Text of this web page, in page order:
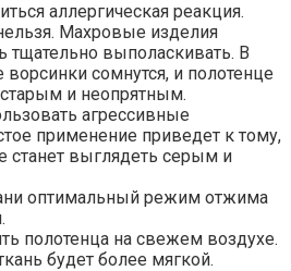
аллергическая реакция.
Махровые изделия
тщательно выполаскивать. В
ворсинки сомнутся, и полотенце
и неопрятным.
агрессивные
применение приведет к тому,
станет выглядеть серым и
оптимальный режим отжима
полотенца на свежем воздухе.
будет более мягкой.